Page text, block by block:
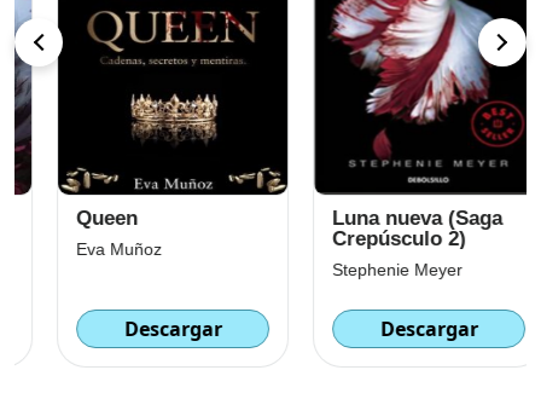
Queen
Eva Muñoz
Descargar
Luna nueva (Saga
Crepúsculo 2)
Stephenie Meyer
Descargar